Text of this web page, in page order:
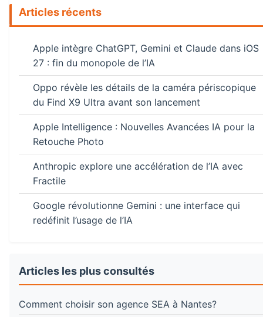
Articles récents
Apple intègre ChatGPT, Gemini et Claude dans iOS
27 : fin du monopole de l’IA
Oppo révèle les détails de la caméra périscopique
du Find X9 Ultra avant son lancement
Apple Intelligence : Nouvelles Avancées IA pour la
Retouche Photo
Anthropic explore une accélération de l’IA avec
Fractile
Google révolutionne Gemini : une interface qui
redéfinit l’usage de l’IA
Articles les plus consultés
Comment choisir son agence SEA à Nantes?